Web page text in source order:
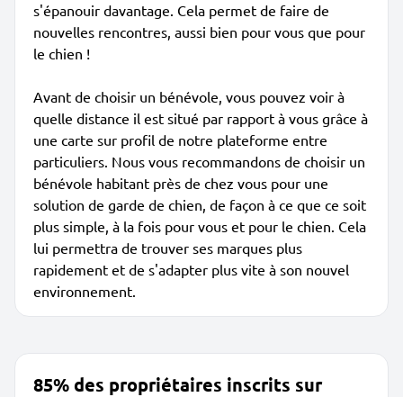
s'épanouir davantage. Cela permet de faire de
nouvelles rencontres, aussi bien pour vous que pour
le chien !
Avant de choisir un bénévole, vous pouvez voir à
quelle distance il est situé par rapport à vous grâce à
une carte sur profil de notre plateforme entre
particuliers. Nous vous recommandons de choisir un
bénévole habitant près de chez vous pour une
solution de garde de chien, de façon à ce que ce soit
plus simple, à la fois pour vous et pour le chien. Cela
lui permettra de trouver ses marques plus
rapidement et de s'adapter plus vite à son nouvel
environnement.
85% des propriétaires inscrits sur